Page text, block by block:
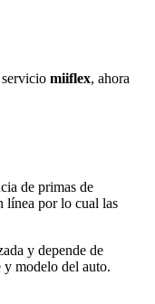
miiflex, ahora
de primas de
línea por lo cual las
y depende de
y modelo del auto.